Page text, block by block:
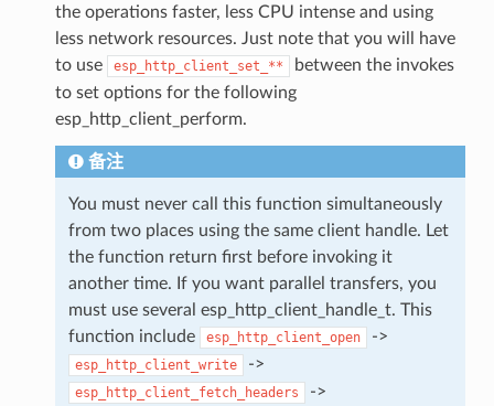
the operations faster, less CPU intense and using
less network resources. Just note that you will have
to use
esp_http_client_set_**
between the invokes
to set options for the following
esp_http_client_perform.
备注
You must never call this function simultaneously
from two places using the same client handle. Let
the function return first before invoking it
another time. If you want parallel transfers, you
must use several esp_http_client_handle_t. This
function include
esp_http_client_open ->
esp_http_client_write ->
esp_http_client_fetch_headers ->